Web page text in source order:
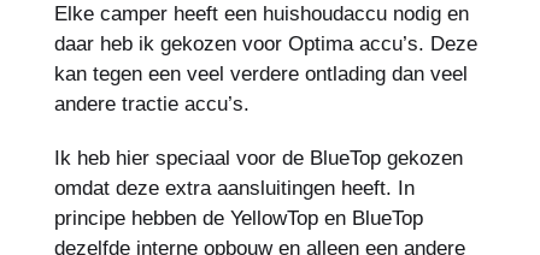
Elke camper heeft een huishoudaccu nodig en
daar heb ik gekozen voor Optima accu’s. Deze
kan tegen een veel verdere ontlading dan veel
andere tractie accu’s.
Ik heb hier speciaal voor de BlueTop gekozen
omdat deze extra aansluitingen heeft. In
principe hebben de YellowTop en BlueTop
dezelfde interne opbouw en alleen een andere